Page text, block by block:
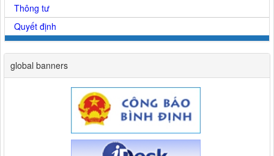
Thông tư
Quyết định
global banners